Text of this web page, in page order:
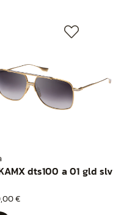
dts100 a 01 gld slv
€